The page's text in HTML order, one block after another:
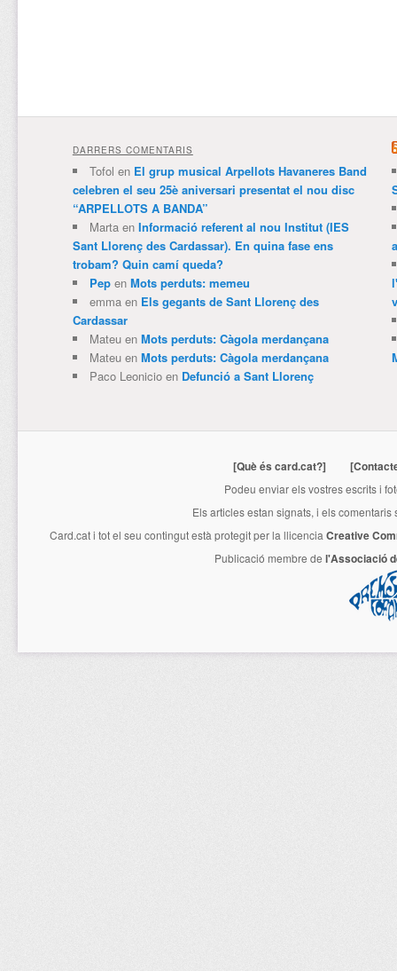
DARRERS COMENTARIS
Tofol en El grup musical Arpellots Havaneres Band
celebren el seu 25è aniversari presentat el nou disc
“ARPELLOTS A BANDA”
Martaen Informació referent al nou Institut (IES
Sant Llorenç des Cardassar). En quina fase ens
trobam? Quin camí queda?
Pepen Mots perduts: memeu
emmaen Els gegants de Sant Llorenç des
Cardassar
Mateuen Mots perduts: Càgola merdançana
Mateuen Mots perduts: Càgola merdançana
Paco Leonicioen Defunció a Sant Llorenç
[Què és card.cat?]
Podeu enviar els vostres escrits i
Els articles estan signats, i els
Card.cati tot el seu contingut està protegit per la llicencia Creative
Publicació membre de l'Associació